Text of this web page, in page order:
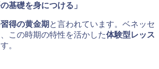
基礎を身につける」
得の黄金期 と言われています。ベネッセ
この時期の特性を活かした体験型レッス
。